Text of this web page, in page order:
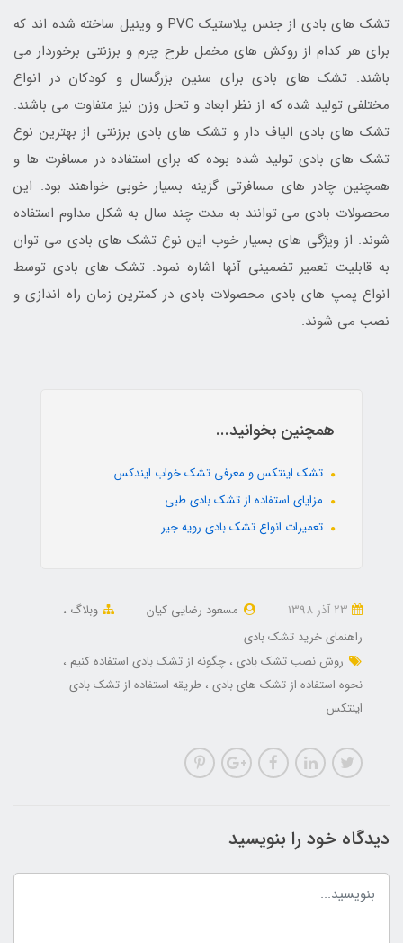
تشک های بادی از جنس پلاستیک PVC و وینیل ساخته شده اند که
برای هر کدام از روکش های مخمل طرح چرم و برزنتی برخوردار می
باشند. تشک های بادی برای سنین بزرگسال و کودکان در انواع
مختلفی تولید شده که از نظر ابعاد و تحل وزن نیز متفاوت می باشند.
تشک های بادی الیاف دار و تشک های بادی برزنتی از بهترین نوع
تشک های بادی تولید شده بوده که برای استفاده در مسافرت ها و
همچنین چادر های مسافرتی گزینه بسیار خوبی خواهند بود. این
محصولات بادی می توانند به مدت چند سال به شکل مداوم استفاده
شوند. از ویژگی های بسیار خوب این نوع تشک های بادی می توان
به قابلیت تعمیر تضمینی آنها اشاره نمود. تشک های بادی توسط
انواع پمپ های بادی محصولات بادی در کمترین زمان راه اندازی و
نصب می شوند.
همچنین بخوانید...
تشک اینتکس و معرفی تشک خواب ایندکس
مزایای استفاده از تشک بادی طبی
تعمیرات انواع تشک بادی رویه جیر
مسعود رضایی کیان
وبلاگ
راهنمای خرید تشک بادی
روش نصب تشک بادی چگونه از تشک بادی استفاده کنیم
نحوه استفاده از تشک های بادی
طریقه استفاده از تشک بادی
اینتکس
دیدگاه خود را بنویسید